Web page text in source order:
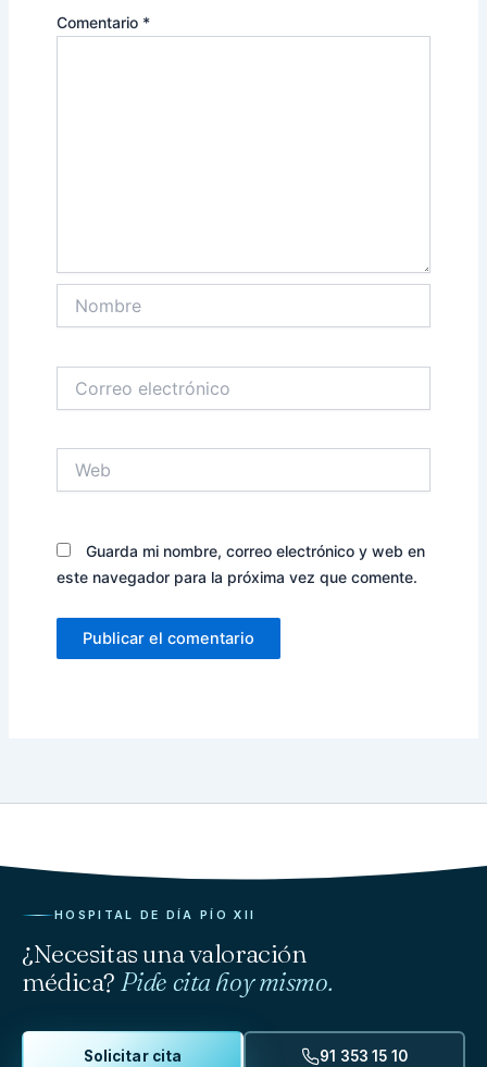
Comentario *
electrónico
Guarda mi nombre, correo electrónico y web en
este navegador para la próxima vez que comente.
HOSPITAL DE DÍA PÍO XII
¿Necesitas una valoración
médica? Pide cita hoy mismo.
Solicitar cita 91 353 15 10